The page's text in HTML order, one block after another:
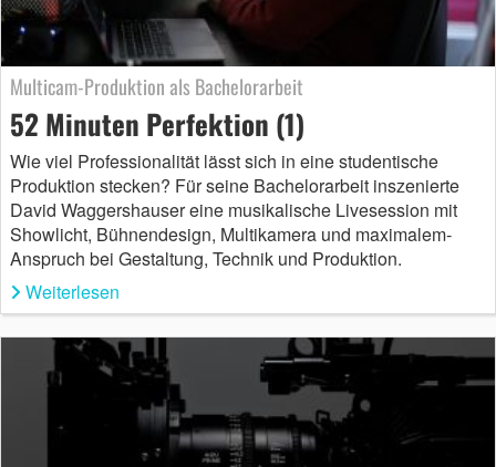
Multicam-Produktion als Bachelorarbeit
52 Minuten Perfektion (1)
Wie viel Professionalität lässt sich in eine studentische
Produktion stecken? Für seine Bachelorarbeit inszenierte
David Waggershauser eine musikalische Livesession mit
Showlicht, Bühnendesign, Multikamera und maximalem­
Anspruch bei Gestaltung, Technik und Produktion.
Weiterlesen